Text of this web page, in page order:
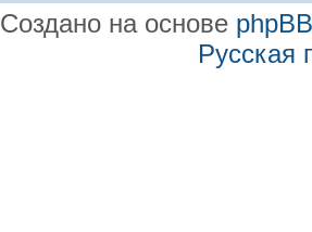
Создано на основе phpBB
Русская